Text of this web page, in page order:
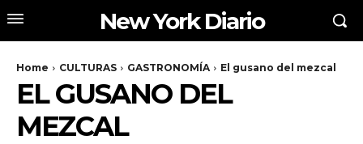
New York Diario
Home CULTURAS GASTRONOMÍA El gusano del mezcal
EL GUSANO DEL
MEZCAL